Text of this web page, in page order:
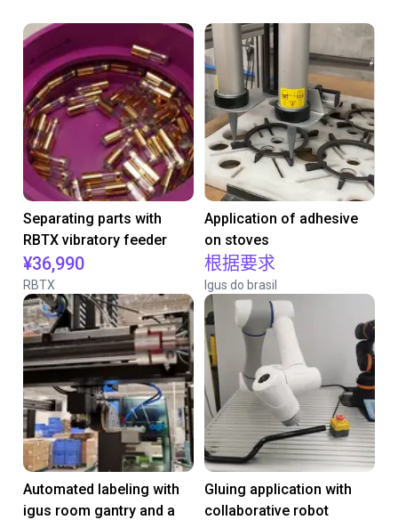
Separating parts with
RBTX vibratory feeder
¥36,990
RBTX
Application of adhesive
on stoves
根据要求
Igus do brasil
Automated labeling with
igus room gantry and a
Gluing application with
collaborative robot